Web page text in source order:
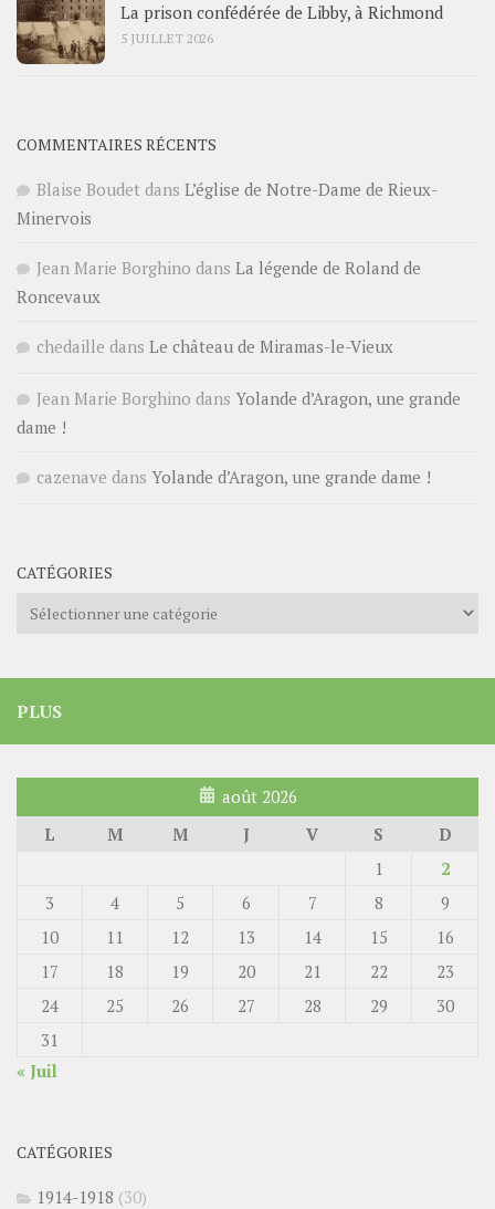
La prison confédérée de Libby, à Richmond
5 JUILLET 2026
COMMENTAIRES RÉCENTS
Blaise Boudet dans L’église de Notre-Dame de Rieux-
Minervois
Jean Marie Borghino dans La légende de Roland de
Roncevaux
chedaille dans Le château de Miramas-le-Vieux
Jean Marie Borghino dans Yolande d’Aragon, une grande
dame !
cazenave dans Yolande d’Aragon, une grande dame !
CATÉGORIES
Catégories
PLUS
août 2026
L
M M J V S
D
1
2
3
4 5 6 7 8
9
10
11 12 13 14 15
16
17
18 19 20 21 22
23
24
25 26 27 28 29
30
31
« Juil
CATÉGORIES
1914-1918 (30)